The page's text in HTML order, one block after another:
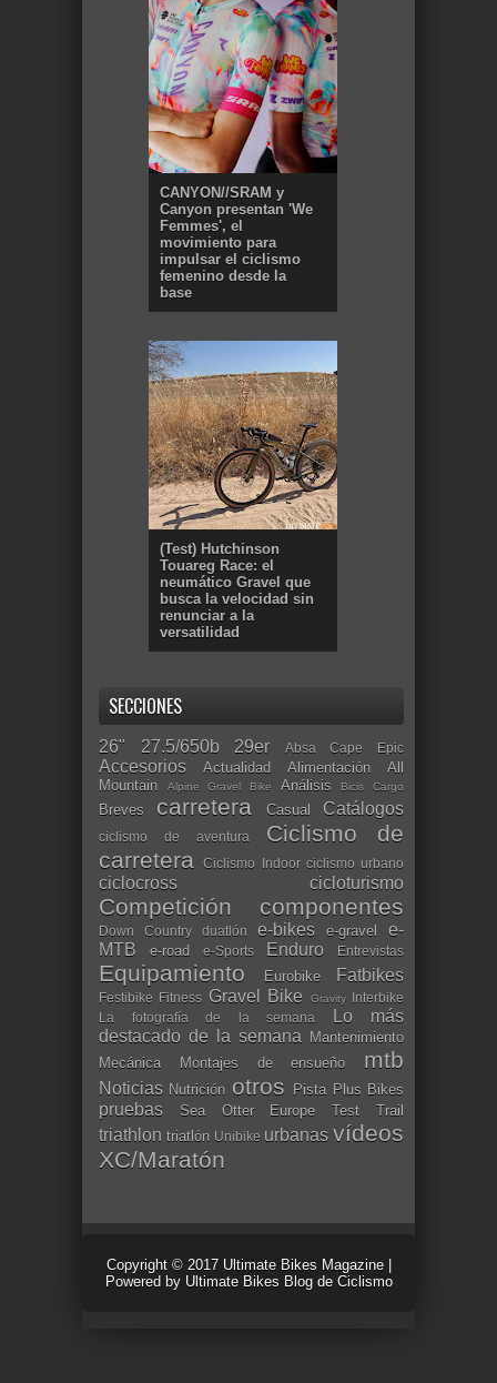
CANYON//SRAM y
Canyon presentan 'We
Femmes', el
movimiento para
impulsar el ciclismo
femenino desde la
base
(Test) Hutchinson
Touareg Race: el
neumático Gravel que
busca la velocidad sin
renunciar a la
versatilidad
SECCIONES
26" 27.5/650b 29er Absa Cape Epic
Accesorios Actualidad Alimentación
All
Mountain
Alpine Gravel Bike Análisis Bicis Cargo
Breves carretera Casual Catálogos
ciclismo de aventura
Ciclismo de
carretera
Ciclismo Indoor ciclismo urbano
ciclocross cicloturismo
Competición componentes
Down Country duatlón e-bikes e-gravel
e-
MTB
e-road e-Sports Enduro Entrevistas
Equipamiento Eurobike Fatbikes
Festibike Fitness Gravel Bike Gravity Interbike
La fotografía de la semana
Lo más
destacado de la semana
Mantenimiento
Mecánica
Montajes de ensueño mtb
Noticias Nutrición otros Pista Plus Bikes
pruebas Sea Otter Europe Test Trail
triathlon triatlón Unibike urbanas vídeos
XC/Maratón
Copyright © 2017 Ultimate Bikes Magazine|
Powered by Ultimate Bikes Blog de Ciclismo